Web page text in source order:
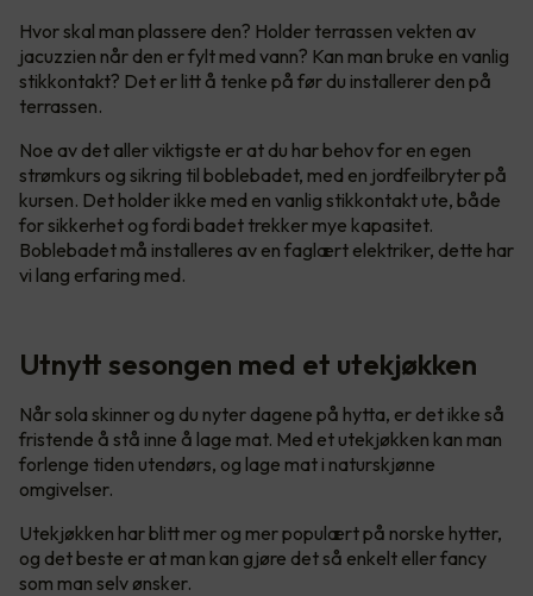
Hvor skal man plassere den? Holder terrassen vekten av
jacuzzien når den er fylt med vann? Kan man bruke en vanlig
stikkontakt? Det er litt å tenke på før du installerer den på
terrassen.
Noe av det aller viktigste er at du har behov for en egen
strømkurs og sikring til boblebadet, med en jordfeilbryter på
kursen. Det holder ikke med en vanlig stikkontakt ute, både
for sikkerhet og fordi badet trekker mye kapasitet.
Boblebadet må installeres av en faglært elektriker, dette har
vi lang erfaring med.
Utnytt sesongen med et utekjøkken
Når sola skinner og du nyter dagene på hytta, er det ikke så
fristende å stå inne å lage mat. Med et utekjøkken kan man
forlenge tiden utendørs, og lage mat i naturskjønne
omgivelser.
Utekjøkken har blitt mer og mer populært på norske hytter,
og det beste er at man kan gjøre det så enkelt eller fancy
som man selv ønsker.